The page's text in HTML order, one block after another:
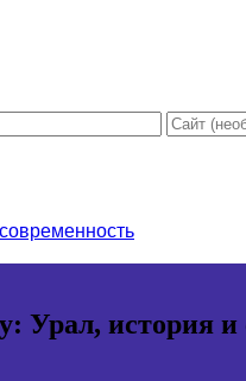
Урал, история и